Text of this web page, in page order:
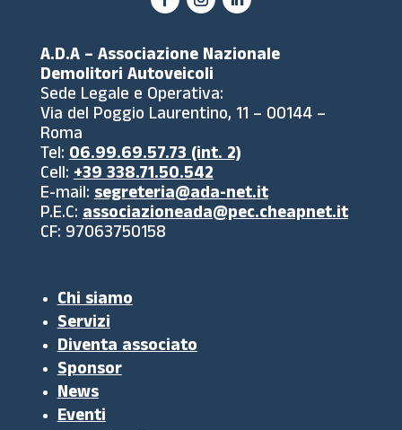
A.D.A – Associazione Nazionale
Demolitori Autoveicoli
Sede Legale e Operativa:
Via del Poggio Laurentino, 11 – 00144 –
Roma
Tel:06.99.69.57.73 (int. 2)
Cell:+39 338.71.50.542
E-mail:segreteria@ada-net.it
P.E.C:associazioneada@pec.cheapnet.it
CF: 97063750158
Chi siamo
Servizi
Diventa associato
Sponsor
News
Eventi